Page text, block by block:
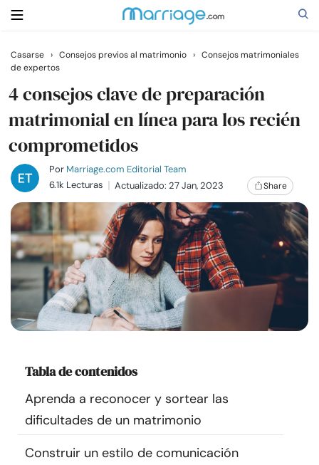
Buscar
Casarse
Relaciones
Familia
Ayuda
Cursos
Recursos
Comunidad
Encuentra un terapeuta
Idioma
Casarse › Consejos previos al matrimonio › Consejos matrimoniales
de expertos
4 consejos clave de preparación
matrimonial en línea para los recién
comprometidos
Por Marriage.com Editorial Team
6.1k Lecturas
Actualizado: 27 Jan, 2023 Share
Tabla de contenidos
Aprenda a reconocer y sortear las
dificultades de un matrimonio
Construir un estilo de comunicación